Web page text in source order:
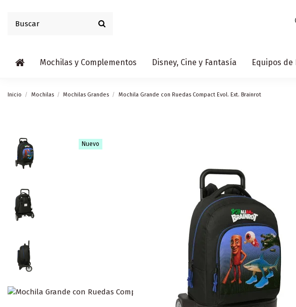
Mochilas y Complementos Disney, Cine y Fantasía Equipos de
Inicio Mochilas Mochilas Grandes Mochila Grande con Ruedas Compact Evol. Ext. Brainrot
Nuevo